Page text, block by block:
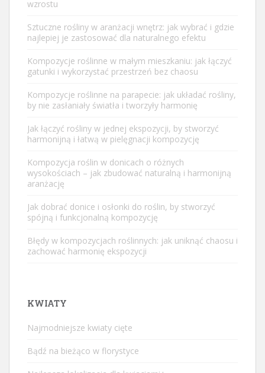
wzrostu
Sztuczne rośliny w aranżacji wnętrz: jak wybrać i gdzie
najlepiej je zastosować dla naturalnego efektu
Kompozycje roślinne w małym mieszkaniu: jak łączyć
gatunki i wykorzystać przestrzeń bez chaosu
Kompozycje roślinne na parapecie: jak układać rośliny,
by nie zasłaniały światła i tworzyły harmonię
Jak łączyć rośliny w jednej ekspozycji, by stworzyć
harmonijną i łatwą w pielęgnacji kompozycję
Kompozycja roślin w donicach o różnych
wysokościach – jak zbudować naturalną i harmonijną
aranżację
Jak dobrać donice i osłonki do roślin, by stworzyć
spójną i funkcjonalną kompozycję
Błędy w kompozycjach roślinnych: jak uniknąć chaosu i
zachować harmonię ekspozycji
KWIATY
Najmodniejsze kwiaty cięte
Bądź na bieżąco w florystyce